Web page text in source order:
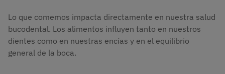
Lo que comemos impacta directamente en nuestra salud
bucodental. Los alimentos influyen tanto en nuestros
dientes como en nuestras encías y en el equilibrio
general de la boca.